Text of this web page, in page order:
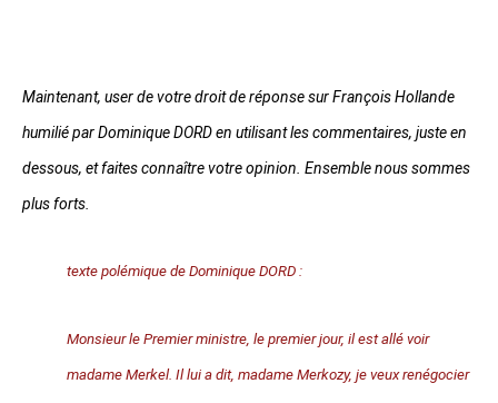
Maintenant, user de votre droit de réponse sur François Hollande
humilié par Dominique DORD en utilisant les commentaires, juste en
dessous, et faites connaître votre opinion. Ensemble nous sommes
plus forts.
texte polémique de Dominique DORD :
Monsieur le Premier ministre, le premier jour, il est allé voir
madame Merkel. Il lui a dit, madame Merkozy, je veux renégocier